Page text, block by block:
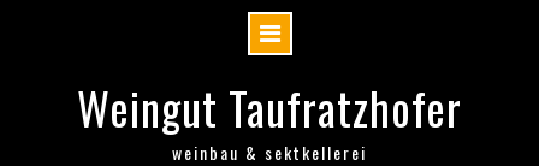
Weingut Taufratzhofer
weinbau & sektkellerei